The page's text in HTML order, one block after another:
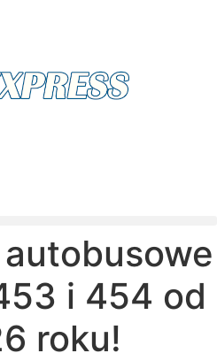
i 454 od
roku!